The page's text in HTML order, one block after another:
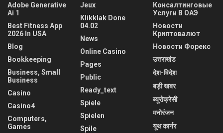
Adobe Generative
Ai 1
Best Fitness App
2026 In USA
Blog
Bookkeeping
Business, Small
Business
Casino
Casino4
Computers,
Games
Jeux
Klikklak Done
04.02
News
Online Casino
Pages
Public
Ready_text
Spiele
Spielen
Spile
Консалтинговые
Услуги В ОАЭ
Новости
Криптовалют
Новости Форекс
उत्तराखंड
देश-विदेश
बड़ी खबर
ब्यूरोक्रेसी
मनोरंजन
यूथ कार्नर